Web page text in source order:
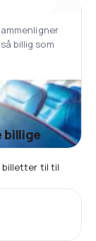
billig som
billige
billetter til til